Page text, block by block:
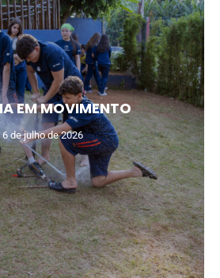
EM MOVIMENTO
6 de julho de 2026